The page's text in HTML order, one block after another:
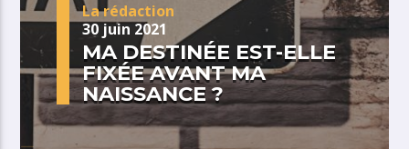
La rédaction
30 juin 2021
MA DESTINÉE EST-ELLE
FIXÉE AVANT MA
NAISSANCE ?